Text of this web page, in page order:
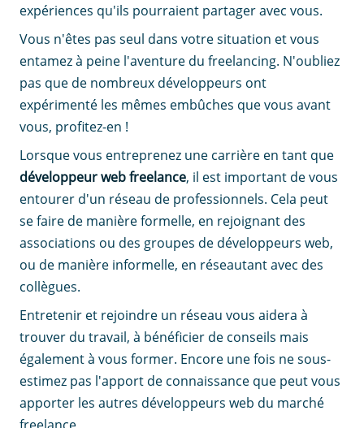
expériences qu'ils pourraient partager avec vous.
Vous n'êtes pas seul dans votre situation et vous
entamez à peine l'aventure du freelancing. N'oubliez
pas que de nombreux développeurs ont
expérimenté les mêmes embûches que vous avant
vous, profitez-en !
Lorsque vous entreprenez une carrière en tant que
développeur web freelance, il est important de vous
entourer d'un réseau de professionnels. Cela peut
se faire de manière formelle, en rejoignant des
associations ou des groupes de développeurs web,
ou de manière informelle, en réseautant avec des
collègues.
Entretenir et rejoindre un réseau vous aidera à
trouver du travail, à bénéficier de conseils mais
également à vous former. Encore une fois ne sous-
estimez pas l'apport de connaissance que peut vous
apporter les autres développeurs web du marché